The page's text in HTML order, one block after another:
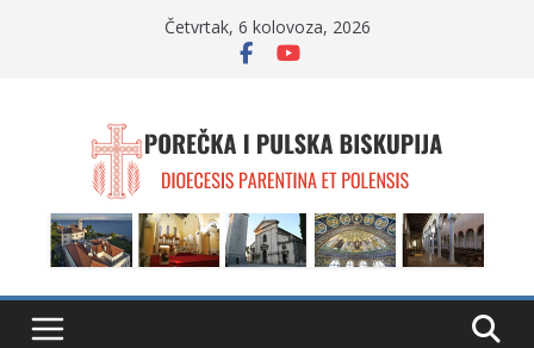
Četvrtak, 6 kolovoza, 2026